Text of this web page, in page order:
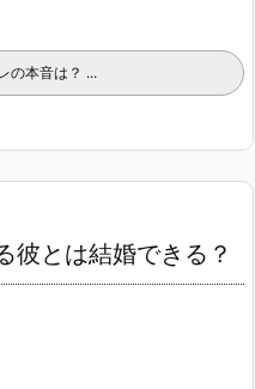
の本音は？ ...
彼とは結婚できる？